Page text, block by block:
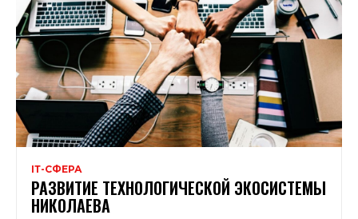
ІТ-СФЕРА
РАЗВИТИЕ ТЕХНОЛОГИЧЕСКОЙ ЭКОСИСТЕМЫ
НИКОЛАЕВА